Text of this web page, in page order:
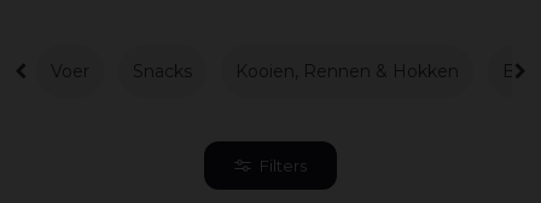
Voer Snacks Kooien, Rennen & Hokken
Filters